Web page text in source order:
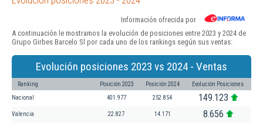
Información ofrecida por
A continuación le mostramos la evolución de posiciones entre 2023 y 2024 de
Grupo Girbes Barcelo Sl por cada uno de los rankings según sus ventas:
Evolución posiciones 2023 vs 2024 - Ventas
Ranking Posición 2023 Posición 2024 Evolución Posiciones
Nacional 401.977 252.854 149.123
Valencia 22.827 14.171 8.656